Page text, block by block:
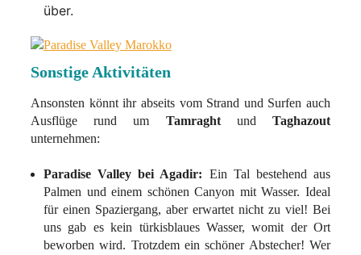
über.
Sonstige Aktivitäten
Ansonsten könnt ihr abseits vom Strand und Surfen auch
Ausflüge rund um TamraghtundTaghazout
unternehmen:
Paradise Valley bei Agadir: Ein Tal bestehend aus
Palmen und einem schönen Canyon mit Wasser. Ideal
für einen Spaziergang, aber erwartet nicht zu viel! Bei
uns gab es kein türkisblaues Wasser, womit der Ort
beworben wird. Trotzdem ein schöner Abstecher! Wer